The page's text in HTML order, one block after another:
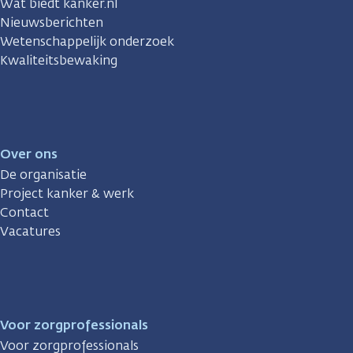
Wat biedt kanker.nl
Nieuwsberichten
Wetenschappelijk onderzoek
Kwaliteitsbewaking
Over ons
De organisatie
Project kanker & werk
Contact
Vacatures
Voor zorgprofessionals
Voor zorgprofessionals